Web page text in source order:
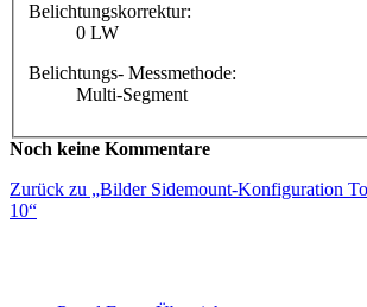
Belichtungskorrektur:
0 LW
Belichtungs- Messmethode:
Multi-Segment
Noch keine Kommentare
Zurück zu „Bilder Sidemount-Konfiguration
10“